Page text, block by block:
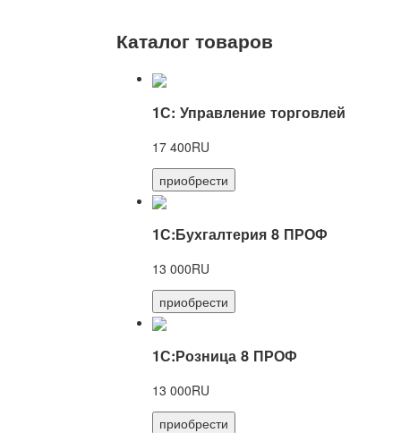
Каталог товаров
1С: Управление торговлей
17 400RU
приобрести
1С:Бухгалтерия 8 ПРОФ
13 000RU
приобрести
1С:Розница 8 ПРОФ
13 000RU
приобрести